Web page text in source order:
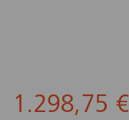
1.298,75 €